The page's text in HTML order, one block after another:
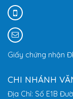
Giấy chứng nhận
CHI NHÁNH
Địa Chỉ: Số E1B